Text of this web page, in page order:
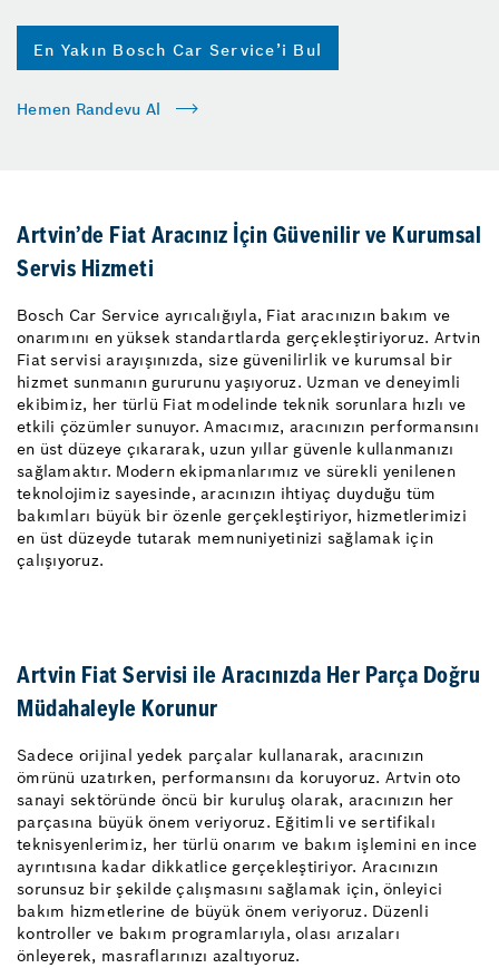
En Yakın Bosch Car Service’i Bul
Hemen Randevu Al
Artvin’de Fiat Aracınız İçin Güvenilir ve Kurumsal
Servis Hizmeti
Bosch Car Service ayrıcalığıyla, Fiat aracınızın bakım ve
onarımını en yüksek standartlarda gerçekleştiriyoruz. Artvin
Fiat servisi arayışınızda, size güvenilirlik ve kurumsal bir
hizmet sunmanın gururunu yaşıyoruz. Uzman ve deneyimli
ekibimiz, her türlü Fiat modelinde teknik sorunlara hızlı ve
etkili çözümler sunuyor. Amacımız, aracınızın performansını
en üst düzeye çıkararak, uzun yıllar güvenle kullanmanızı
sağlamaktır. Modern ekipmanlarımız ve sürekli yenilenen
teknolojimiz sayesinde, aracınızın ihtiyaç duyduğu tüm
bakımları büyük bir özenle gerçekleştiriyor, hizmetlerimizi
en üst düzeyde tutarak memnuniyetinizi sağlamak için
çalışıyoruz.
Artvin Fiat Servisi ile Aracınızda Her Parça Doğru
Müdahaleyle Korunur
Sadece orijinal yedek parçalar kullanarak, aracınızın
ömrünü uzatırken, performansını da koruyoruz. Artvin oto
sanayi sektöründe öncü bir kuruluş olarak, aracınızın her
parçasına büyük önem veriyoruz. Eğitimli ve sertifikalı
teknisyenlerimiz, her türlü onarım ve bakım işlemini en ince
ayrıntısına kadar dikkatlice gerçekleştiriyor. Aracınızın
sorunsuz bir şekilde çalışmasını sağlamak için, önleyici
bakım hizmetlerine de büyük önem veriyoruz. Düzenli
kontroller ve bakım programlarıyla, olası arızaları
önleyerek, masraflarınızı azaltıyoruz.